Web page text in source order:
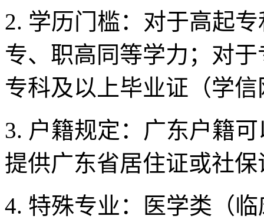
2. 学历门槛：对于高起
专、职高同等学力；对
专科及以上毕业证（学
3. 户籍规定：广东户籍
提供广东省居住证或社保
4. 特殊专业：医学类（